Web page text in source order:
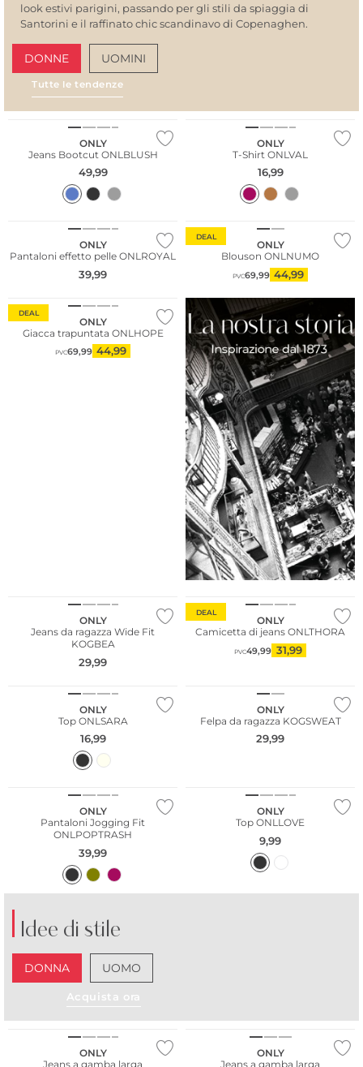
look estivi parigini, passando per gli stili da spiaggia di
Santorini e il raffinato chic scandinavo di Copenaghen.
DONNE UOMINI
Tutte le tendenze
Più venduto
ONLY
Jeans Bootcut ONLBLUSH
49,99
ONLY
T-Shirt ONLVAL
16,99
ONLY
Pantaloni effetto pelle ONLROYAL
39,99
DEAL
ONLY
Blouson ONLNUMO
PVC69,99 44,99
DEAL
ONLY
Giacca trapuntata ONLHOPE
PVC69,99 44,99
ONLY
Jeans da ragazza Wide Fit
KOGBEA
29,99
DEAL
ONLY
Camicetta di jeans ONLTHORA
PVC49,99 31,99
ONLY
Top ONLSARA
16,99
ONLY
Felpa da ragazza KOGSWEAT
29,99
ONLY
Pantaloni Jogging Fit
ONLPOPTRASH
39,99
ONLY
Top ONLLOVE
9,99
Idee di stile
DONNA UOMO
Acquista ora
ONLY
Jeans a gamba larga
ONLY
Jeans a gamba larga